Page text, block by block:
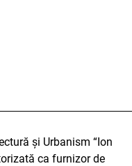
și Urbanism “Ion
ca furnizor de